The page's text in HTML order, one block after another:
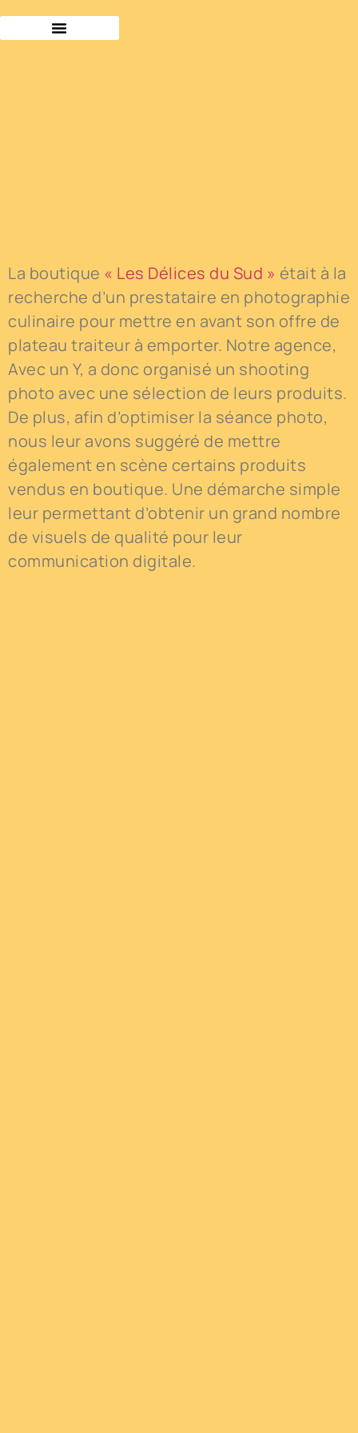
La boutique « Les Délices du Sud » était à la
recherche d’un prestataire en photographie
culinaire pour mettre en avant son offre de
plateau traiteur à emporter. Notre agence,
Avec un Y, a donc organisé un shooting
photo avec une sélection de leurs produits.
De plus, afin d’optimiser la séance photo,
nous leur avons suggéré de mettre
également en scène certains produits
vendus en boutique. Une démarche simple
leur permettant d’obtenir un grand nombre
de visuels de qualité pour leur
communication digitale.